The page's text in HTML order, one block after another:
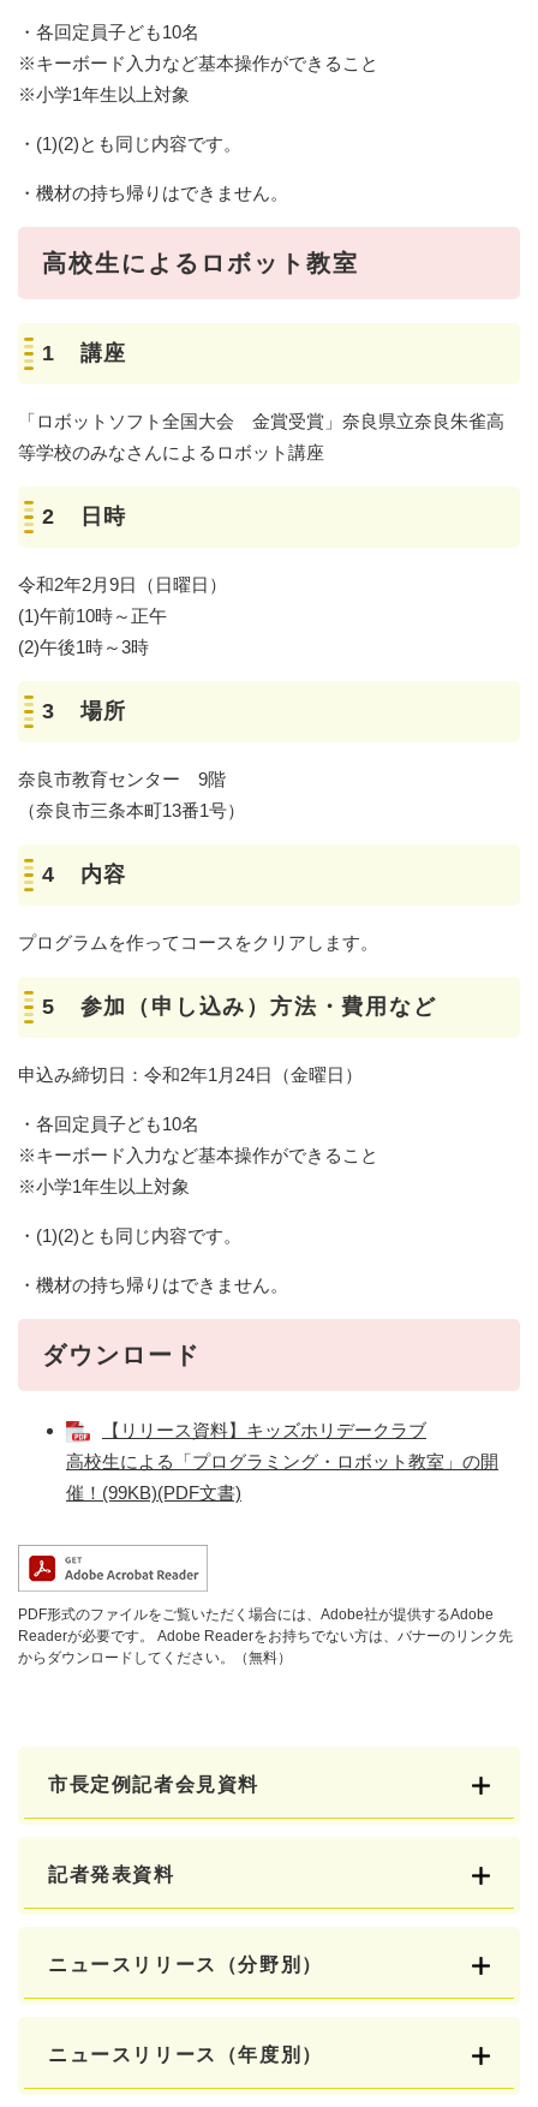
・各回定員子ども10名
※キーボード入力など基本操作ができること
※小学1年生以上対象
・(1)(2)とも同じ内容です。
・機材の持ち帰りはできません。
高校生によるロボット教室
1 講座
「ロボットソフト全国大会 金賞受賞」奈良県立奈良朱雀高
等学校のみなさんによるロボット講座
2 日時
令和2年2月9日（日曜日）
(1)午前10時～正午
(2)午後1時～3時
3 場所
奈良市教育センター 9階
（奈良市三条本町13番1号）
4 内容
プログラムを作ってコースをクリアします。
5 参加（申し込み）方法・費用など
申込み締切日：令和2年1月24日（金曜日）
・各回定員子ども10名
※キーボード入力など基本操作ができること
※小学1年生以上対象
・(1)(2)とも同じ内容です。
・機材の持ち帰りはできません。
ダウンロード
【リリース資料】キッズホリデークラブ
高校生による「プログラミング・ロボット教室」の開
催！(99KB)(PDF文書)
PDF形式のファイルをご覧いただく場合には、Adobe社が提供するAdobe
Readerが必要です。
Adobe Readerをお持ちでない方は、バナーのリンク先
からダウンロードしてください。（無料）
市長定例記者会見資料
記者発表資料
ニュースリリース（分野別）
ニュースリリース（年度別）